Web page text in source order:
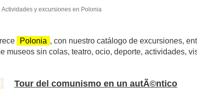
Actividades y excursiones en Polonia
Polonia , con nuestro catálogo de excursiones,
museos sin colas, teatro, ocio, deporte, actividades,
Tour del comunismo en un autÃ©ntico